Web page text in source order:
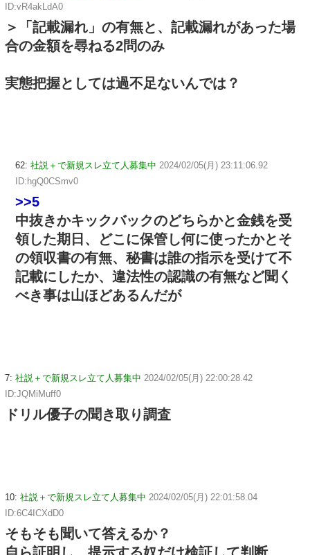
ID:vR4akLdA0
＞「記載漏れ」の有無と、記載漏れがあった場
合の金額を尋ねる2問のみ
実態把握としては過不足ないんでは？
62: 社説＋で新規スレ立て人募集中 2024/02/05(月) 23:11:06.92
ID:hgQ0CSmv0
>>5
中抜きかキックバックのどちらかと金銭を受
領した期日、どこに保管し何に使ったかとそ
の領収書の有無、秘書は誰の指示を受けて不
記載にしたか、違法性の認識の有無など聞く
べき事は山ほどあるんだが
7: 社説＋で新規スレ立て人募集中 2024/02/05(月) 22:00:28.42
ID:JQMiMuff0
ドリル優子の聞き取り調査
10: 社説＋で新規スレ立て人募集中 2024/02/05(月) 22:01:58.04
ID:6C4ICXdD0
そもそも聞いて答えるか？